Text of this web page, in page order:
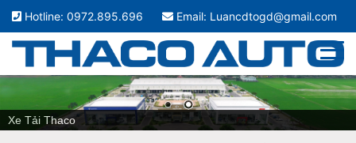
Hotline: 0972.895.696 Email: Luancdtogd@gmail.com
Xe Tải Thaco